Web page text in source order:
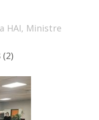
HAI, Ministre
(2)